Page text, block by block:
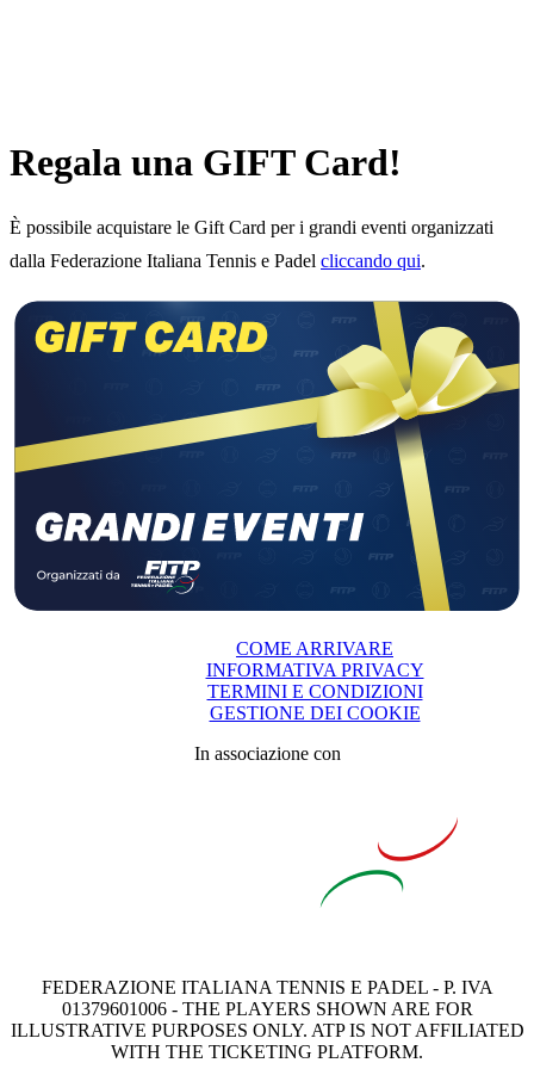
Regala una GIFT Card!
È possibile acquistare le Gift Card per i grandi eventi organizzati
dalla Federazione Italiana Tennis e Padel cliccando qui.
COME ARRIVARE
INFORMATIVA PRIVACY
TERMINI E CONDIZIONI
GESTIONE DEI COOKIE
In associazione con
FEDERAZIONE ITALIANA TENNIS E PADEL - P. IVA
01379601006 - THE PLAYERS SHOWN ARE FOR
ILLUSTRATIVE PURPOSES ONLY. ATP IS NOT AFFILIATED
WITH THE TICKETING PLATFORM.